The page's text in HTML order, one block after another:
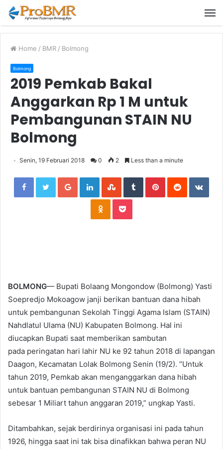
Home / BMR / Bolmong
Bolmong
2019 Pemkab Bakal
Anggarkan Rp 1 M untuk
Pembangunan STAIN NU
Bolmong
Senin, 19 Februari 2018 0 2 Less than a minute
FacebookTwitterGoogle+LinkedInStumbleUpon
TumblrPinterestReddit
Odnoklassniki
Pocket
BOLMONG— Bupati Bolaang Mongondow (Bolmong) Yasti
Soepredjo Mokoagow janji berikan bantuan dana hibah
untuk pembangunan Sekolah Tinggi Agama Islam (STAIN)
Nahdlatul Ulama (NU) Kabupaten Bolmong. Hal ini
diucapkan Bupati saat memberikan sambutan
pada peringatan hari lahir NU ke 92 tahun 2018 di lapangan
Daagon, Kecamatan Lolak Bolmong Senin (19/2). “Untuk
tahun 2019, Pemkab akan menganggarkan dana hibah
untuk bantuan pembangunan STAIN NU di Bolmong
sebesar 1 Miliart tahun anggaran 2019,” ungkap Yasti.
Ditambahkan, sejak berdirinya organisasi ini pada tahun
1926, hingga saat ini tak bisa dinafikkan bahwa peran NU